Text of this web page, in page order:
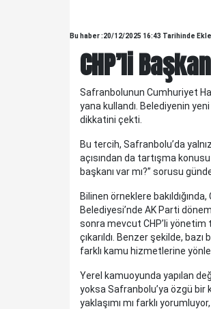
Bu haber :20/12/2025 16:43 Tarihinde
CHP’li
Safranbolunun Cumhuriyet
yana kullandı. Belediyenin
dikkatini çekti.
Bu tercih, Safranbolu’da
açısından da tartışma
başkanı var mı?” sorusu
Bilinen örneklere
Belediyesi’nde AK Parti
sonra mevcut CHP’li
çıkarıldı. Benzer şekilde,
farklı kamu hizmetlerine
Yerel kamuoyunda yapılan
yoksa Safranbolu’ya özgü bir
yaklaşımı mı farklı
KELTEPE...
KELTEPE... Biraz geriye
askerdir ve Edirne'nin Meriç